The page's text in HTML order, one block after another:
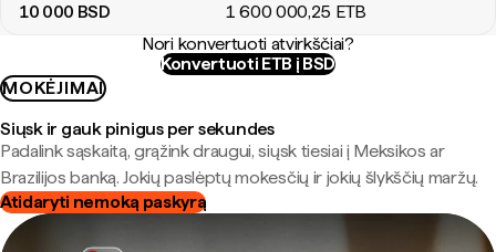
10 000 BSD 1 600 000,25 ETB
Nori konvertuoti atvirkščiai?
Konvertuoti ETB į BSD
MOKĖJIMAI
Siųsk ir gauk pinigus per sekundes
Padalink sąskaitą, grąžink draugui, siųsk tiesiai į Meksikos ar
Brazilijos banką. Jokių paslėptų mokesčių ir jokių šlykščių maržų.
Atidaryti nemoką paskyrą